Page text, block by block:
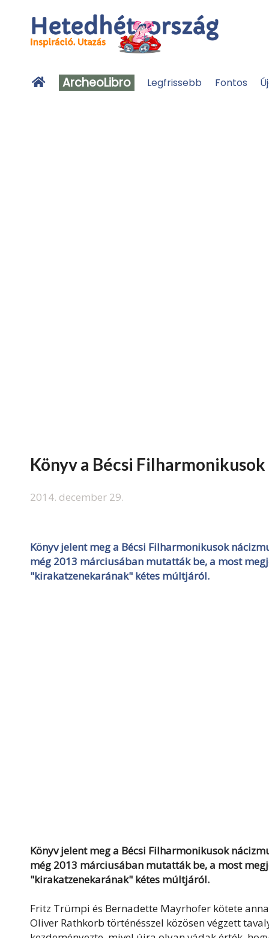
ArcheoLibro Legfrissebb Fontos
Könyv a Bécsi
2014. december 29.
Könyv jelent meg a Bécsi Filharmonikusok
még 2013 márciusában mutatták be, a most
"kirakatzenekarának" kétes múltjáról.
Könyv jelent meg a Bécsi Filharmonikusok
még 2013 márciusában mutatták be, a most
"kirakatzenekarának" kétes múltjáról.
Fritz Trümpi és Bernadette Mayrhofer kötete
Oliver Rathkorb történésszel közösen végzett